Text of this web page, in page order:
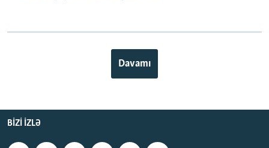
Davamı
BIZI IZLƏ